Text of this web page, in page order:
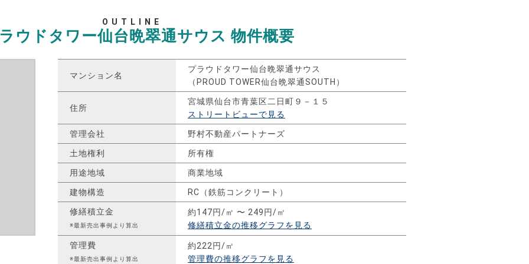
OUTLINE
ウドタワー仙台晩翠通サウス 物件概要
マンション名
プラウドタワー仙台晩翠通サウス
（PROUD TOWER仙台晩翠通SOUTH）
住所
宮城県仙台市青葉区二日町９－１５
ストリートビューで見る
管理会社 野村不動産パートナーズ
土地権利 所有権
用途地域 商業地域
建物構造 RC（鉄筋コンクリート）
修繕積立金
※最新売出事例より算出
約147円/㎡ 〜 249円/㎡
修繕積立金の推移グラフを見る
管理費
※最新売出事例より算出
約222円/㎡
管理費の推移グラフを見る